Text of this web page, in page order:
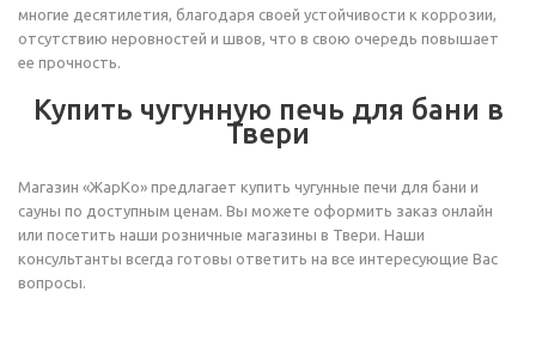
многие десятилетия, благодаря своей устойчивости к коррозии,
отсутствию неровностей и швов, что в свою очередь повышает
ее прочность.
Купить чугунную печь для бани в
Твери
Магазин «ЖарКо» предлагает купить чугунные печи для бани и
сауны по доступным ценам. Вы можете оформить заказ онлайн
или посетить наши розничные магазины в Твери. Наши
консультанты всегда готовы ответить на все интересующие Вас
вопросы.